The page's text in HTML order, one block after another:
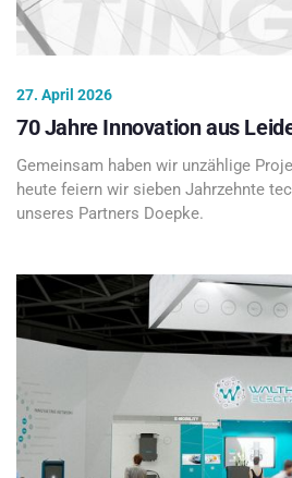
27. April 2026
70 Jahre Innovation aus
Gemeinsam haben wir unzählige
heute feiern wir sieben Jahrzehnte
unseres Partners Doepke.